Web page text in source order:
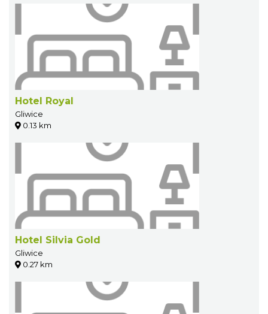
Hotel Royal
Gliwice
0.13 km
Hotel Silvia Gold
Gliwice
0.27 km